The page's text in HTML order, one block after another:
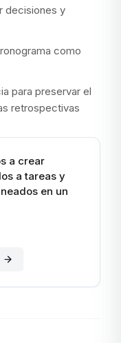
decisiones y
como
para preservar el
retrospectivas
a crear
a tareas y
en un